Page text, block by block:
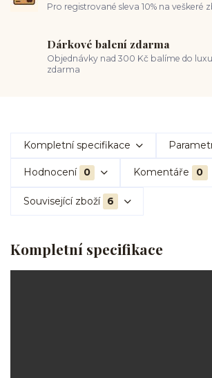
Pro registrované sleva 10% na veškeré
Dárkové balení zdarma
Objednávky nad 300 Kč balíme do
zdarma
Kompletní specifikace
Hodnocení 0 Komentáře 0
Související zboží 6
Kompletní specifikace